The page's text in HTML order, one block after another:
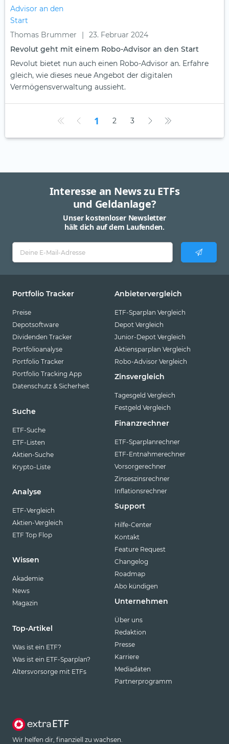
Thomas Brummer |
23. Februar 2024
Revolut geht mit einem Robo-Advisor an den Start
Revolut bietet nun auch einen Robo-Advisor an. Erfahre
gleich, wie dieses neue Angebot der digitalen
Vermögensverwaltung aussieht.
1 2 3
Interesse an News zu ETFs
und Geldanlage?
Unser kostenloser Newsletter
hält dich auf dem Laufenden.
Portfolio Tracker
Preise
Depotsoftware
Dividenden Tracker
Portfolioanalyse
Portfolio Tracker
Portfolio Tracking App
Datenschutz & Sicherheit
Suche
ETF-Suche
ETF-Listen
Aktien-Suche
Krypto-Liste
Analyse
ETF-Vergleich
Aktien-Vergleich
ETF Top Flop
Wissen
Akademie
News
Magazin
Top-Artikel
Was ist ein ETF?
Was ist ein ETF-Sparplan?
Altersvorsorge mit ETFs
Anbietervergleich
ETF-Sparplan Vergleich
Depot Vergleich
Junior-Depot Vergleich
Aktiensparplan Vergleich
Robo-Advisor Vergleich
Zinsvergleich
Tagesgeld Vergleich
Festgeld Vergleich
Finanzrechner
ETF-Sparplanrechner
ETF-Entnahmerechner
Vorsorgerechner
Zinseszinsrechner
Inflationsrechner
Support
Hilfe-Center
Kontakt
Feature Request
Changelog
Roadmap
Abo kündigen
Unternehmen
Über uns
Redaktion
Presse
Karriere
Mediadaten
Partnerprogramm
Wir helfen dir, finanziell zu wachsen.